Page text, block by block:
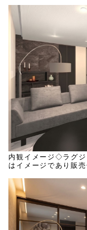
内観イメージ◇ラグ
はイメージであり販